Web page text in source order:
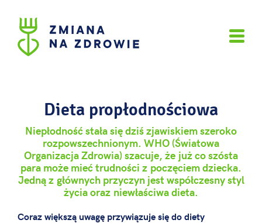
Dieta propłodnościowa
Niepłodność stała się dziś zjawiskiem szeroko
rozpowszechnionym. WHO (Światowa
Organizacja Zdrowia) szacuje, że już co szósta
para może mieć trudności z poczęciem dziecka.
Jedną z głównych przyczyn jest współczesny styl
życia oraz niewłaściwa dieta.
Coraz większą uwagę przywiązuje się do diety